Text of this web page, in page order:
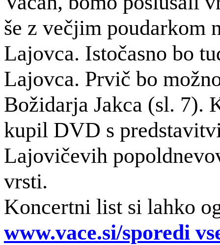
še z večjim poudarkom
Lajovca. Istočasno bo
Lajovca. Prvič bo
Božidarja Jakca (sl. 7).
kupil DVD s
Lajovičevih
vrsti.
Koncertni list si lahko
www.vace.si/sporedi